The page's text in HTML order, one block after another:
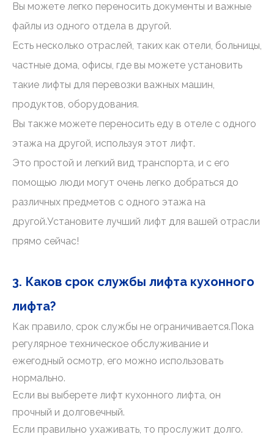
Вы можете легко переносить документы и важные
файлы из одного отдела в другой.
Есть несколько отраслей, таких как отели, больницы,
частные дома, офисы, где вы можете установить
такие лифты для перевозки важных машин,
продуктов, оборудования.
Вы также можете переносить еду в отеле с одного
этажа на другой, используя этот лифт.
Это простой и легкий вид транспорта, и с его
помощью люди могут очень легко добраться до
различных предметов с одного этажа на
другой.Установите лучший лифт для вашей отрасли
прямо сейчас!
3. Каков срок службы лифта кухонного
лифта?
Как правило, срок службы не ограничивается.Пока
регулярное техническое обслуживание и
ежегодный осмотр, его можно использовать
нормально.
Если вы выберете лифт кухонного лифта, он
прочный и долговечный.
Если правильно ухаживать, то прослужит долго.